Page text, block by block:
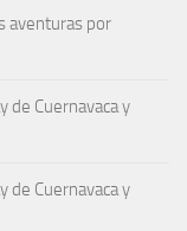
aventuras por
de Cuernavaca y
de Cuernavaca y